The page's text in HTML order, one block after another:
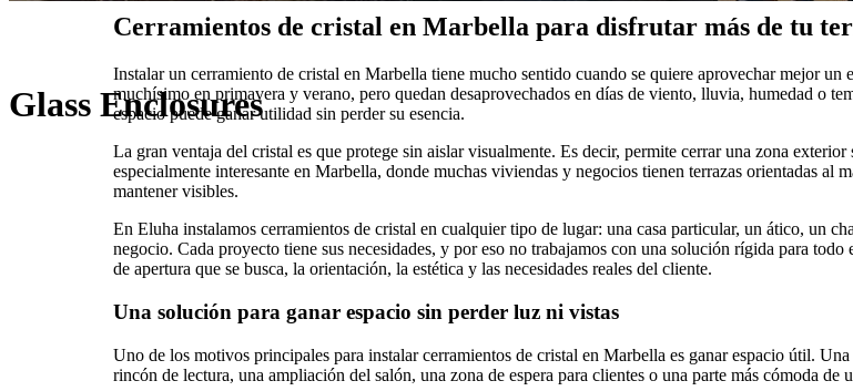
Glass Enclosures
Cerramientos de cristal en Marbella para disfrutar más de tu
Instalar un cerramiento de cristal en Marbella tiene mucho sentido cuando se quiere aprovechar mejor un
muchísimo en primavera y verano, pero quedan desaprovechados en días de viento, lluvia, humedad o
espacio puede ganar utilidad sin perder su esencia.
La gran ventaja del cristal es que protege sin aislar visualmente. Es decir, permite cerrar una zona
especialmente interesante en Marbella, donde muchas viviendas y negocios tienen terrazas orientadas al
mantener visibles.
En Eluha instalamos cerramientos de cristal en cualquier tipo de lugar: una casa particular, un ático, un
negocio. Cada proyecto tiene sus necesidades, y por eso no trabajamos con una solución rígida para
de apertura que se busca, la orientación, la estética y las necesidades reales del cliente.
Una solución para ganar espacio sin perder luz ni vistas
Uno de los motivos principales para instalar cerramientos de cristal en Marbella es ganar espacio útil.
rincón de lectura, una ampliación del salón, una zona de espera para clientes o una parte más cómoda de